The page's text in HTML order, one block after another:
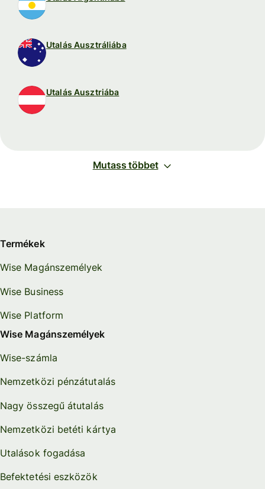
Utalás Ausztráliába
Utalás Ausztriába
Mutass többet
Termékek
Wise Magánszemélyek
Wise Business
Wise Platform
Wise Magánszemélyek
Wise-számla
Nemzetközi pénzátutalás
Nagy összegű átutalás
Nemzetközi betéti kártya
Utalások fogadása
Befektetési eszközök